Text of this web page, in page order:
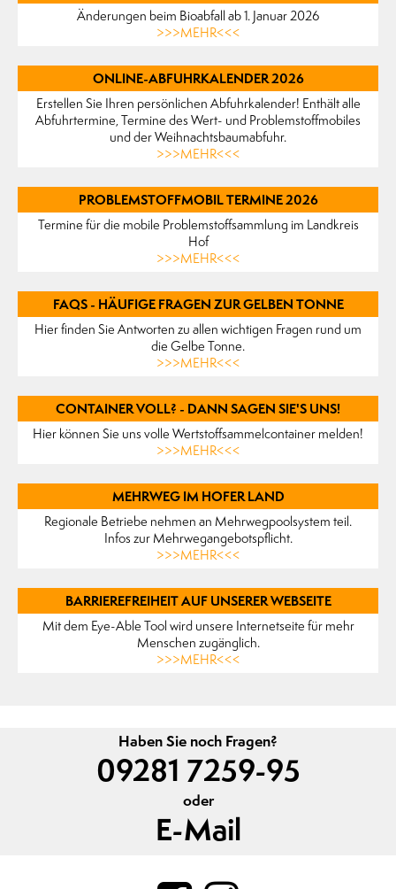
Änderungen beim Bioabfall ab 1. Januar 2026
>>>MEHR<<<
ONLINE-ABFUHRKALENDER 2026
Erstellen Sie Ihren persönlichen Abfuhrkalender! Enthält alle
Abfuhrtermine, Termine des Wert- und Problemstoffmobiles
und der Weihnachtsbaumabfuhr.
>>>MEHR<<<
PROBLEMSTOFFMOBIL TERMINE 2026
Termine für die mobile Problemstoffsammlung im Landkreis
Hof
>>>MEHR<<<
FAQS - HÄUFIGE FRAGEN ZUR GELBEN TONNE
Hier finden Sie Antworten zu allen wichtigen Fragen rund um
die Gelbe Tonne.
>>>MEHR<<<
CONTAINER VOLL? - DANN SAGEN SIE'S UNS!
Hier können Sie uns volle Wertstoffsammelcontainer melden!
>>>MEHR<<<
MEHRWEG IM HOFER LAND
Regionale Betriebe nehmen an Mehrwegpoolsystem teil.
Infos zur Mehrwegangebotspflicht.
>>>MEHR<<<
BARRIEREFREIHEIT AUF UNSERER WEBSEITE
Mit dem Eye-Able Tool wird unsere Internetseite für mehr
Menschen zugänglich.
>>>MEHR<<<
Haben Sie noch Fragen?
09281 7259-95
oder
E-Mail